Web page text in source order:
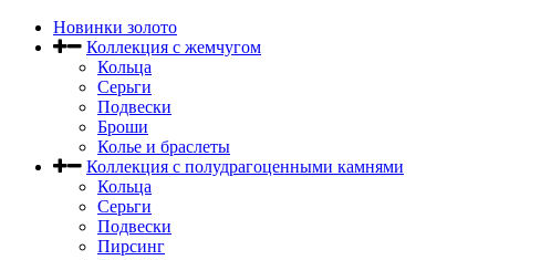
Новинки золото
Коллекция с жемчугом
Кольца
Серьги
Подвески
Броши
Колье и браслеты
Коллекция с полудрагоценными камнями
Кольца
Серьги
Подвески
Пирсинг